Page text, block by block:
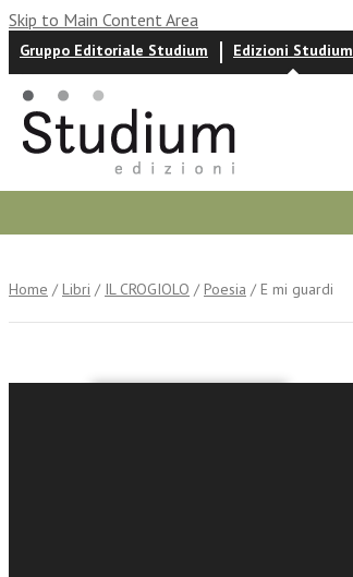
Skip to Main Content Area
Gruppo Editoriale Studium Edizioni Studium
Home / Libri / IL CROGIOLO / Poesia / E mi guardi